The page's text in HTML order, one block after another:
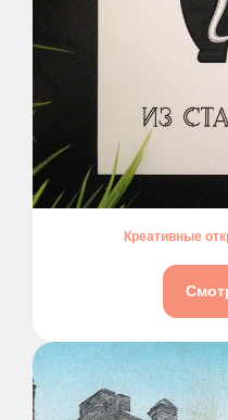
Креативные